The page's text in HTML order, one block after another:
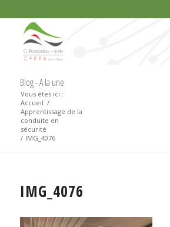
Blog - A la une
Vous êtes ici :
Accueil /
Apprentissage de la
conduite en
sécurité
/ IMG_4076
IMG_4076